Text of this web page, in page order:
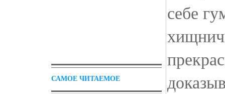
САМОЕ ЧИТАЕМОЕ
себе